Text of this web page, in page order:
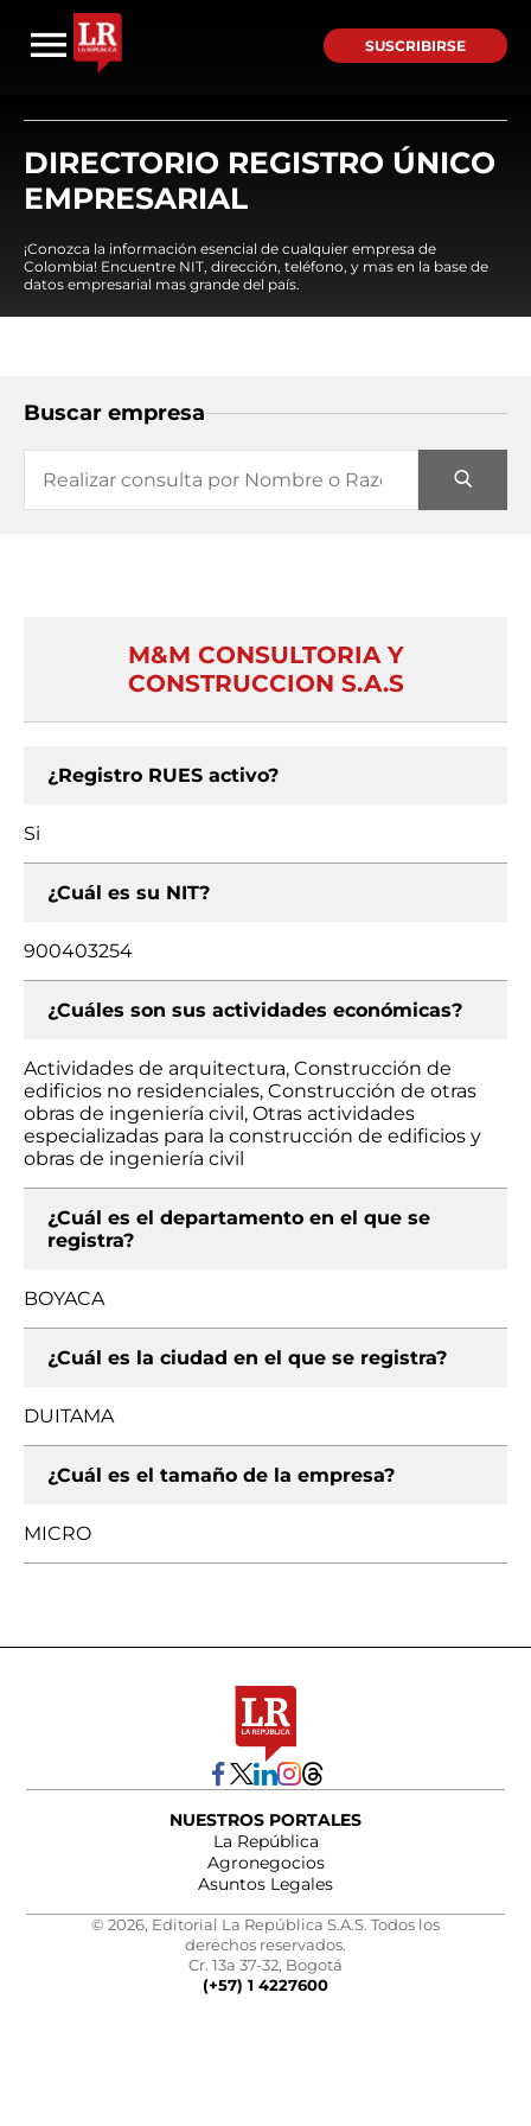
SUSCRIBIRSE
DIRECTORIO REGISTRO ÚNICO
EMPRESARIAL
¡Conozca la información esencial de cualquier empresa de
Colombia! Encuentre NIT, dirección, teléfono, y mas en la base de
datos empresarial mas grande del país.
Buscar empresa
M&M CONSULTORIA Y
CONSTRUCCION S.A.S
¿Registro RUES activo?
Si
¿Cuál es su NIT?
900403254
¿Cuáles son sus actividades económicas?
Actividades de arquitectura, Construcción de
edificios no residenciales, Construcción de otras
obras de ingeniería civil, Otras actividades
especializadas para la construcción de edificios y
obras de ingeniería civil
¿Cuál es el departamento en el que se
registra?
BOYACA
¿Cuál es la ciudad en el que se registra?
DUITAMA
¿Cuál es el tamaño de la empresa?
MICRO
NUESTROS PORTALES
La República
Agronegocios
Asuntos Legales
© 2026, Editorial La República S.A.S. Todos los
derechos reservados.
Cr. 13a 37-32, Bogotá
(+57) 1 4227600